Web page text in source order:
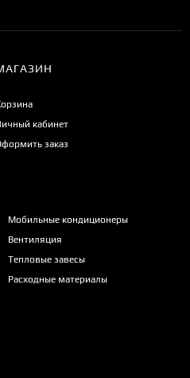
кабинет
заказ
Мобильные кондиционеры
Вентиляция
Тепловые завесы
Расходные материалы